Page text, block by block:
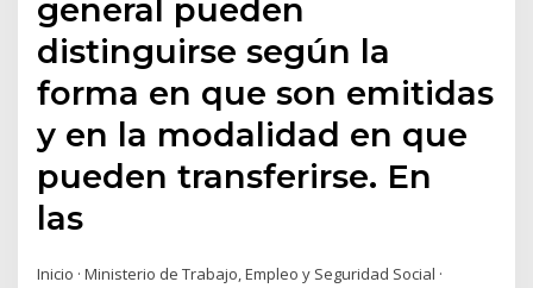
general pueden
distinguirse según la
forma en que son emitidas
y en la modalidad en que
pueden transferirse. En
las
Inicio · Ministerio de Trabajo, Empleo y Seguridad Social ·